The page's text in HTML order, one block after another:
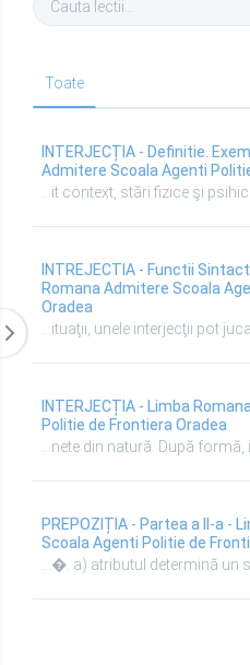
Toate
INTERJECȚIA - Definitie.
Admitere Scoala Agenti
INTREJECTIA - Functii
Romana Admitere Scoala Agenti Politie de Frontiera
Oradea
INTERJECȚIA - Limba Romana Admitere Scoala Agenti
Politie de Frontiera Oradea
PREPOZIȚIA - Partea a II-a - Limba
Scoala Agenti Politie de